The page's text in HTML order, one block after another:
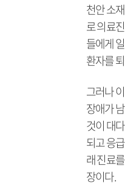
천안 소
로 의료
들에게
환자를
그러나
장애가
것이 대
되고 응
래 진료
장이다.